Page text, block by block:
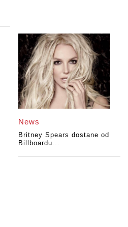
News
Britney Spears dostane od
Billboardu...